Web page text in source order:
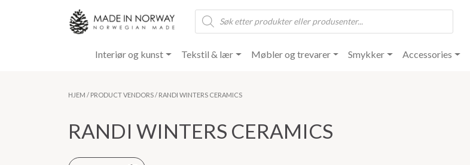
Products
search
Interiør og kunst Tekstil & lær Møbler og trevarer Smykker Accessories
HJEM / PRODUCT VENDORS / RANDI WINTERS CERAMICS
RANDI WINTERS CERAMICS